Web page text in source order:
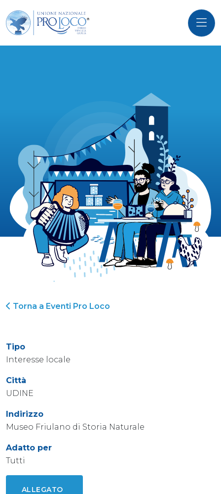
Torna a Eventi Pro Loco
Tipo
Interesse locale
Città
UDINE
Indirizzo
Museo Friulano di Storia Naturale
Adatto per
Tutti
ALLEGATO